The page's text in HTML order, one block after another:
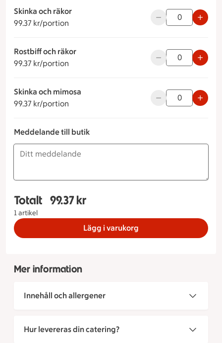
Skinka och räkor
99.37 kr/portion
99.37 kronor per portion
Använd
Rostbiff och räkor
99.37 kr/portion
99.37 kronor per portion
Använd
Skinka och mimosa
99.37 kr/portion
99.37 kronor per portion
Använd
Meddelande till butik
Totalt
1 artikel
Totalt 1 stycken Glutenfri smörgåstårta Lax och
99.37 kr
Lägg i varukorg
Mer information
Innehåll och allergener
Hur levereras din catering?